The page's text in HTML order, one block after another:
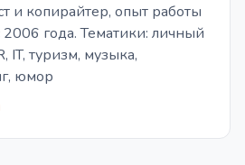
и копирайтер, опыт работы
года. Тематики: личный
IT, туризм, музыка,
юмор